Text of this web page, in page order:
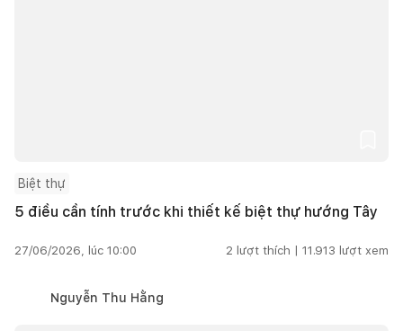
Biệt thự
5 điều cần tính trước khi thiết kế biệt thự hướng Tây
27/06/2026, lúc 10:00 2 lượt thích | 11.913 lượt xem
Nguyễn Thu Hằng